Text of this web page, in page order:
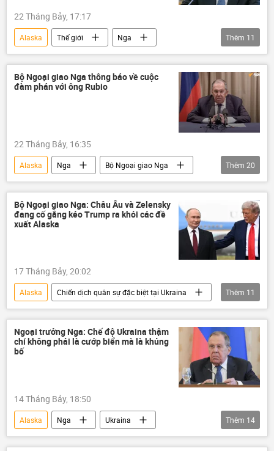
Chính trị
Thế giới
22 Tháng Bảy, 17:17
Alaska Thế giới
Nga
Bộ Ngoại giao Nga
Sergey Lavrov
Hoa Kỳ
Ukraina
Philippines
ASEAN
EU
Thêm 11
Bộ Ngoại giao Nga thông báo về cuộc
đàm phán với ông Rubio
22 Tháng Bảy, 16:35
Alaska Nga
Bộ Ngoại giao Nga
Sergey Lavrov
ASEAN
Hoa Kỳ
Thế giới
Moskva
Iran
Xung đột Mỹ-Iran
eo biển Hormuz
Ả Rập Saudi
Biển Đen
Liên Hợp Quốc
EU
Philippines
Video
Thêm 20
Bộ Ngoại giao Nga: Châu Âu và Zelensky
đang cố gắng kéo Trump ra khỏi các đề
xuất Alaska
17 Tháng Bảy, 20:02
Alaska
Chiến dịch quân sự đặc biệt tại Ukraina
Nga
Bộ Ngoại giao Nga
Ukraina
Dmitry Peskov
Sergey Lavrov
xung đột
Thêm 11
Ngoại trưởng Nga: Chế độ Ukraina thậm
chí không phải là cướp biển mà là khủng
bố
14 Tháng Bảy, 18:50
Alaska Nga
Ukraina
Sergey Lavrov
Bộ Ngoại giao Nga
Thêm 14